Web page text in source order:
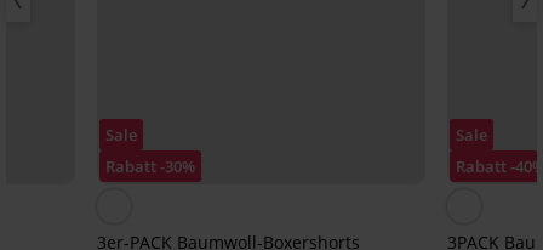
Sale
Rabatt -30%
3er-PACK Baumwoll-Boxershorts
Sale
Rabatt -
3PACK